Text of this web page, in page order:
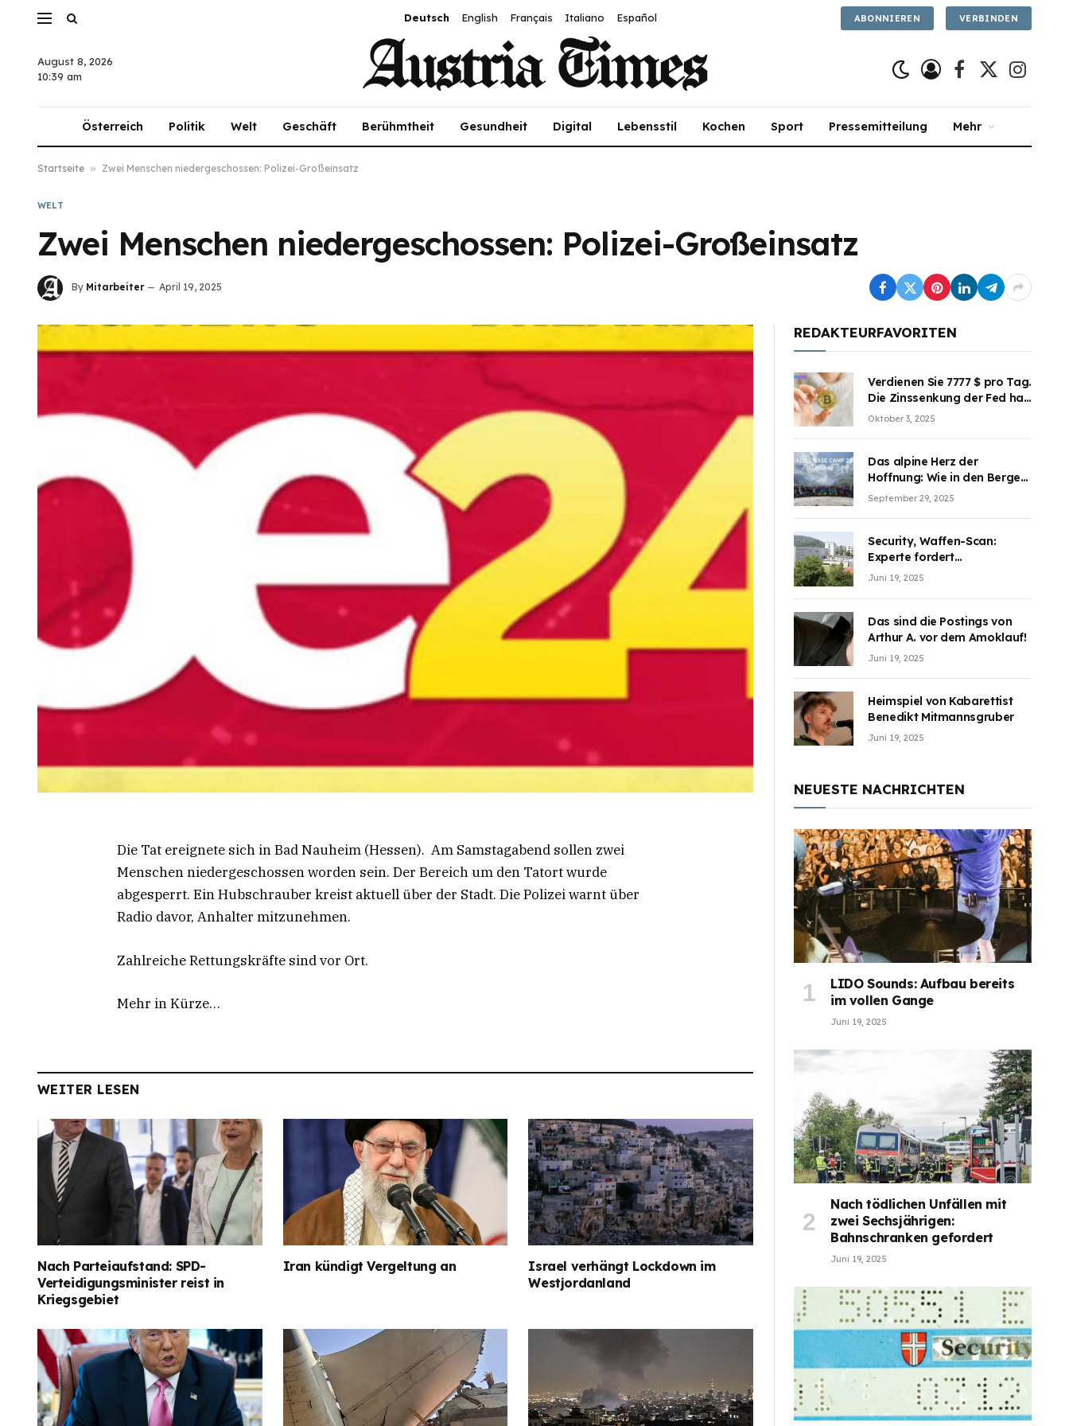
Deutsch English Français Italiano Español ABONNIEREN VERBINDEN
August 8, 2026
10:39 am
Facebook
X
Österreich Politik Welt Geschäft Berühmtheit Gesundheit Digital Lebensstil Kochen Sport Pressemitteilung Mehr
Startseite » Zwei Menschen niedergeschossen: Polizei-Großeinsatz
WELT
Zwei Menschen niedergeschossen: Polizei-Großeinsatz
By Mitarbeiter April 19, 2025
Die Tat ereignete sich in Bad Nauheim (Hessen). Am Samstagabend sollen zwei
Menschen niedergeschossen worden sein. Der Bereich um den Tatort wurde
abgesperrt. Ein Hubschrauber kreist aktuell über der Stadt. Die Polizei warnt über
Radio davor, Anhalter mitzunehmen.
Zahlreiche Rettungskräfte sind vor Ort.
Mehr in Kürze…
WEITER LESEN
Nach Parteiaufstand: SPD-
Verteidigungsminister reist in
Kriegsgebiet
Iran kündigt Vergeltung an
Israel verhängt Lockdown im
Westjordanland
REDAKTEURFAVORITEN
Verdienen Sie 7777 $ pro Tag.
Die Zinssenkung der Fed hat
die Aufmerksamkeit des
teilzuhaben
Oktober 3, 2025
Das alpine Herz der
Hoffnung: Wie in den Bergen
Österreichs die unsichtbaren
September 29, 2025
Security, Waffen-Scan:
Experte fordert
Sicherheitsdiskussion an
Juni 19, 2025
Das sind die Postings von
Arthur A. vor dem Amoklauf!
Juni 19, 2025
Heimspiel von Kabarettist
Benedikt Mitmannsgruber
Juni 19, 2025
NEUESTE NACHRICHTEN
LIDO Sounds: Aufbau bereits
im vollen Gange
Juni 19, 2025
Nach tödlichen Unfällen mit
zwei Sechsjährigen:
Bahnschranken gefordert
Juni 19, 2025